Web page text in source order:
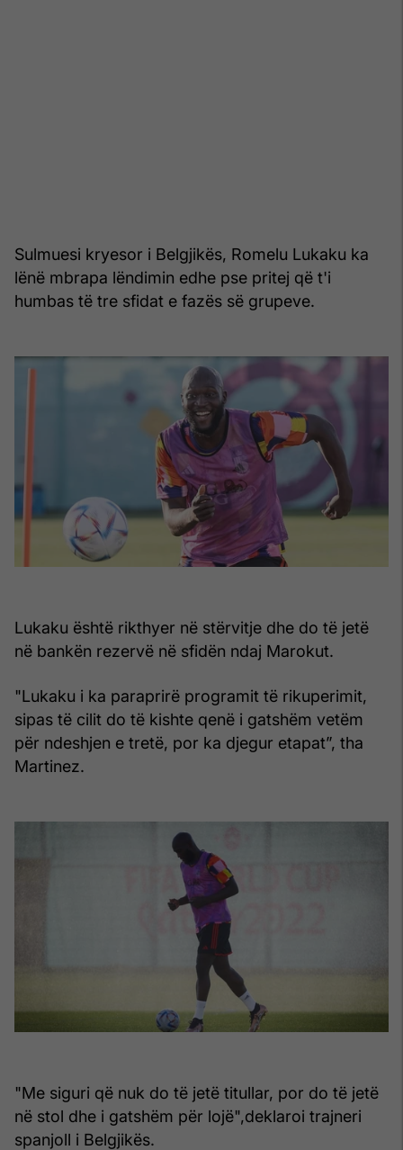
Sulmuesi kryesor i Belgjikës, Romelu Lukaku ka
lënë mbrapa lëndimin edhe pse pritej që t'i
humbas të tre sfidat e fazës së grupeve.
Lukaku është rikthyer në stërvitje dhe do të jetë
në bankën rezervë në sfidën ndaj Marokut.
"Lukaku i ka paraprirë programit të rikuperimit,
sipas të cilit do të kishte qenë i gatshëm vetëm
për ndeshjen e tretë, por ka djegur etapat”, tha
Martinez.
"Me siguri që nuk do të jetë titullar, por do të jetë
në stol dhe i gatshëm për lojë",deklaroi trajneri
spanjoll i Belgjikës.